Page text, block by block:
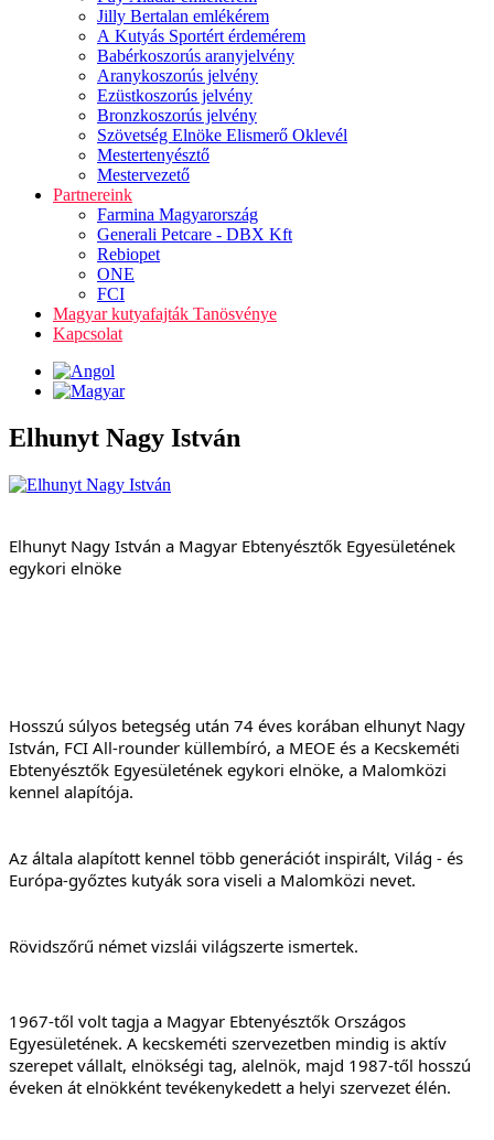
Jilly Bertalan emlékérem
A Kutyás Sportért érdemérem
Babérkoszorús aranyjelvény
Aranykoszorús jelvény
Ezüstkoszorús jelvény
Bronzkoszorús jelvény
Szövetség Elnöke Elismerő Oklevél
Mestertenyésztő
Mestervezető
Partnereink
Farmina Magyarország
Generali Petcare - DBX Kft
Rebiopet
ONE
FCI
Magyar kutyafajták Tanösvénye
Kapcsolat
Elhunyt Nagy István
Elhunyt Nagy István a Magyar Ebtenyésztők Egyesületének
egykori elnöke
Hosszú súlyos betegség után 74 éves korában elhunyt Nagy
István, FCI All-rounder küllembíró, a MEOE és a Kecskeméti
Ebtenyésztők Egyesületének egykori elnöke, a Malomközi
kennel alapítója.
Az általa alapított kennel több generációt inspirált, Világ - és
Európa-győztes kutyák sora viseli a Malomközi nevet.
Rövidszőrű német vizslái világszerte ismertek.
1967-től volt tagja a Magyar Ebtenyésztők Országos
Egyesületének. A kecskeméti szervezetben mindig is aktív
szerepet vállalt, elnökségi tag, alelnök, majd 1987-től hosszú
éveken át elnökként tevékenykedett a helyi szervezet élén.